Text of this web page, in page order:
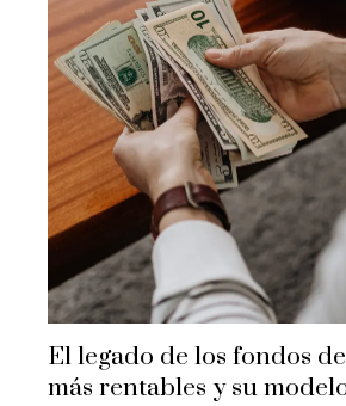
El legado de los fondos
más rentables y su